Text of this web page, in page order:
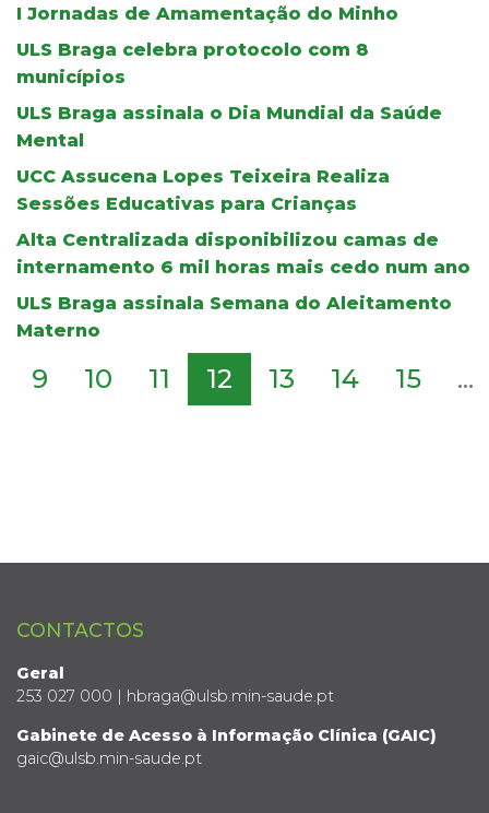
I Jornadas de Amamentação do Minho
ULS Braga celebra protocolo com 8
municípios
ULS Braga assinala o Dia Mundial da Saúde
Mental
UCC Assucena Lopes Teixeira Realiza
Sessões Educativas para Crianças
Alta Centralizada disponibilizou camas de
internamento 6 mil horas mais cedo num ano
ULS Braga assinala Semana do Aleitamento
Materno
9 10 11 12 13 14 15 ...
CONTACTOS
Geral
253 027 000 | hbraga@ulsb.min-saude.pt
Gabinete de Acesso à Informação Clínica (GAIC)
gaic@ulsb.min-saude.pt